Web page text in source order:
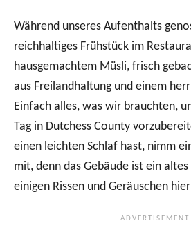
Während unseres Aufenthalts
reichhaltiges Frühstück im
hausgemachtem Müsli, frisch
aus Freilandhaltung und einem
Einfach alles, was wir brauchten,
Tag in Dutchess County
einen leichten Schlaf hast, nimm
mit, denn das Gebäude ist ein
einigen Rissen und Geräuschen